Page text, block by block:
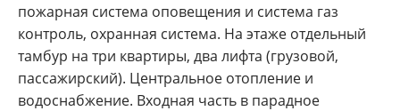
пожарная система оповещения и система газ
контроль, охранная система. На этаже отдельный
тамбур на три квартиры, два лифта (грузовой,
пассажирский). Центральное отопление и
водоснабжение. Входная часть в парадное